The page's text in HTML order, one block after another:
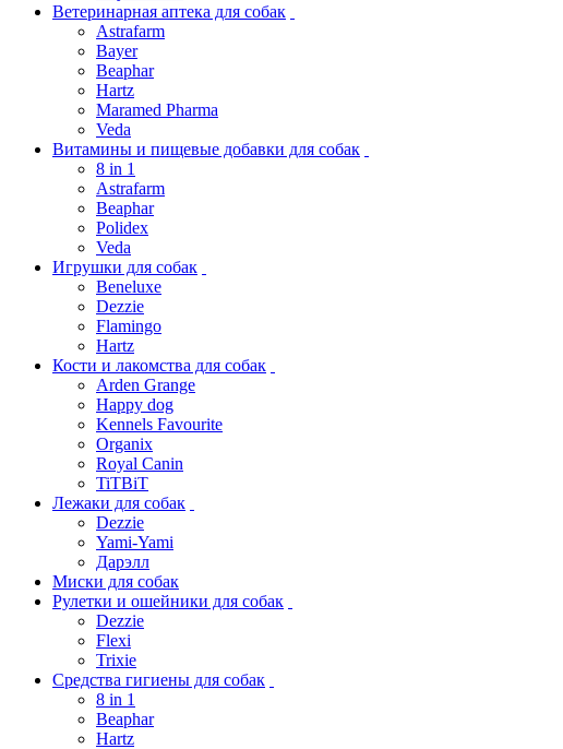
Ветеринарная аптека для собак
Astrafarm
Bayer
Beaphar
Hartz
Maramed Pharma
Veda
Витамины и пищевые добавки для собак
8 in 1
Astrafarm
Beaphar
Polidex
Veda
Игрушки для собак
Beneluxe
Dezzie
Flamingo
Hartz
Кости и лакомства для собак
Arden Grange
Happy dog
Kennels Favourite
Organix
Royal Canin
TiTBiT
Лежаки для собак
Dezzie
Yami-Yami
Дарэлл
Миски для собак
Рулетки и ошейники для собак
Dezzie
Flexi
Trixie
Средства гигиены для собак
8 in 1
Beaphar
Hartz